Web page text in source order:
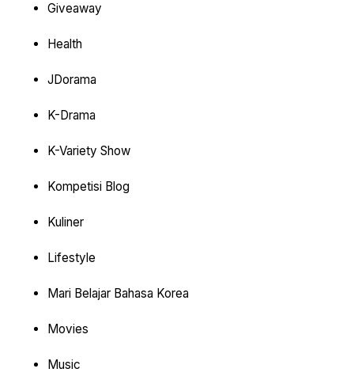
Giveaway
Health
JDorama
K-Drama
K-Variety Show
Kompetisi Blog
Kuliner
Lifestyle
Mari Belajar Bahasa Korea
Movies
Music